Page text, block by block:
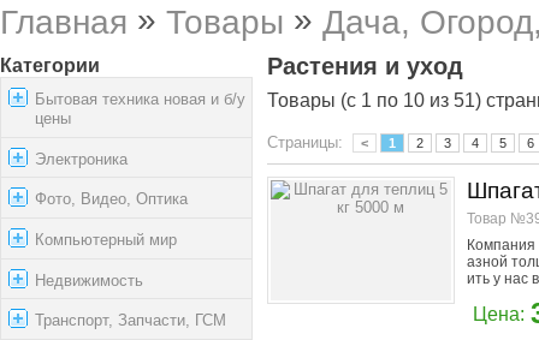
Главная » Товары » Дача,
Категории
Бытовая техника новая и б/у
цены
Электроника
Фото, Видео, Оптика
Компьютерный мир
Недвижимость
Транспорт, Запчасти, ГСМ
Растения и уход
Товары (с 1 по 10 из 51)
Страницы: < 1 2 3 4 5 6
Товар
Компания
азной
ить у нас
Цена: